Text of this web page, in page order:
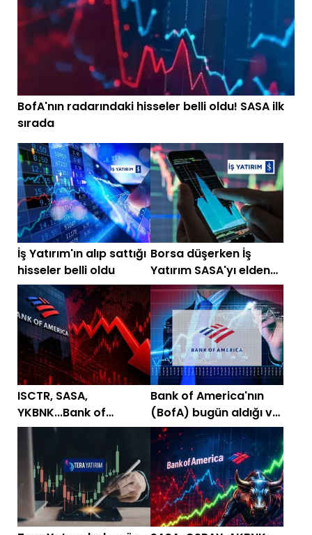
BofA'nın radarındaki hisseler belli oldu! SASA ilk
sırada
İş Yatırım'ın alıp sattığı
hisseler belli oldu
Borsa düşerken İş
Yatırım SASA'yı elden
çıkarmaya devam etti
ISCTR, SASA,
YKBNK...Bank of
America'nın (BofA)
elden çıkardığı hisseler
belli oldu
Bank of America'nın
(BofA) bugün aldığı ve
sattığı hisseler!